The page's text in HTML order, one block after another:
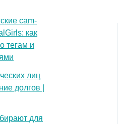
cam-
как
тегам и
лиц
долгов |
для